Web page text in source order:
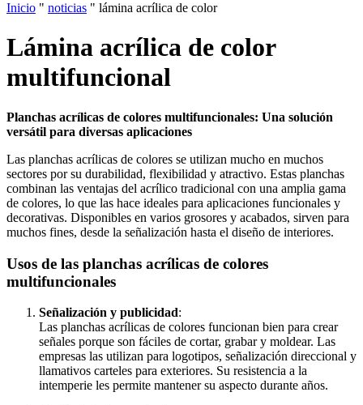
Inicio " noticias " lámina acrílica de color
Lámina acrílica de color
multifuncional
Planchas acrílicas de colores multifuncionales: Una solución
versátil para diversas aplicaciones
Las planchas acrílicas de colores se utilizan mucho en muchos
sectores por su durabilidad, flexibilidad y atractivo. Estas planchas
combinan las ventajas del acrílico tradicional con una amplia gama
de colores, lo que las hace ideales para aplicaciones funcionales y
decorativas. Disponibles en varios grosores y acabados, sirven para
muchos fines, desde la señalización hasta el diseño de interiores.
Usos de las planchas acrílicas de colores
multifuncionales
Señalización y publicidad:
Las planchas acrílicas de colores funcionan bien para crear
señales porque son fáciles de cortar, grabar y moldear. Las
empresas las utilizan para logotipos, señalización direccional y
llamativos carteles para exteriores. Su resistencia a la
intemperie les permite mantener su aspecto durante años.